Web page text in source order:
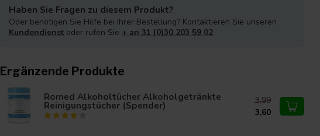
Haben Sie Fragen zu diesem Produkt?
Oder benötigen Sie Hilfe bei Ihrer Bestellung? Kontaktieren Sie unseren
Kundendienst oder rufen Sie + an 31 (0)30 203 59 02
Ergänzende Produkte
Romed Alkoholtücher Alkoholgetränkte
Reinigungstücher (Spender)
3,99
3,60